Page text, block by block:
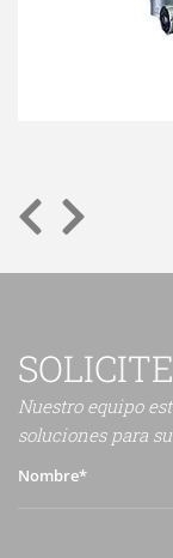
Nuestro equipo
soluciones para
Nombre*